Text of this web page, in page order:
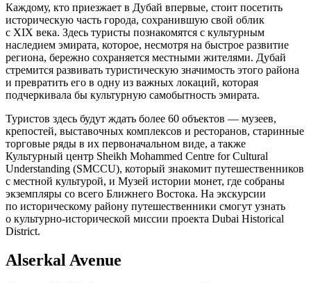
Каждому, кто приезжает в Дубай впервые, стоит посетить
историческую часть города, сохранившую свой облик
с XIX века. Здесь туристы познакомятся с культурным
наследием эмирата, которое, несмотря на быстрое развитие
региона, бережно сохраняется местными жителями. Дубай
стремится развивать туристическую значимость этого района
и превратить его в одну из важных локаций, которая
подчеркивала бы культурную самобытность эмирата.
Туристов здесь будут ждать более 60 объектов — музеев,
крепостей, выставочных комплексов и ресторанов, старинные
торговые ряды в их первоначальном виде, а также
Культурный центр Sheikh Mohammed Centre for Cultural
Understanding (SMCCU), который знакомит путешественников
с местной культурой, и Музей истории монет, где собраны
экземпляры со всего Ближнего Востока. На экскурсии
по историческому району путешественники смогут узнать
о культурно-исторической миссии проекта Dubai Historical
District.
Alserkal Avenue